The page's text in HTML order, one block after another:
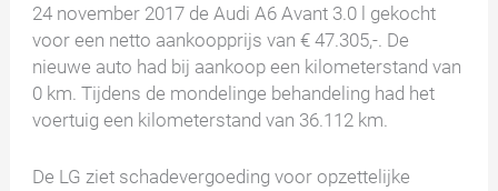
24 november 2017 de Audi A6 Avant 3.0 l gekocht
voor een netto aankoopprijs van € 47.305,-. De
nieuwe auto had bij aankoop een kilometerstand van
0 km. Tijdens de mondelinge behandeling had het
voertuig een kilometerstand van 36.112 km.
De LG ziet schadevergoeding voor opzettelijke